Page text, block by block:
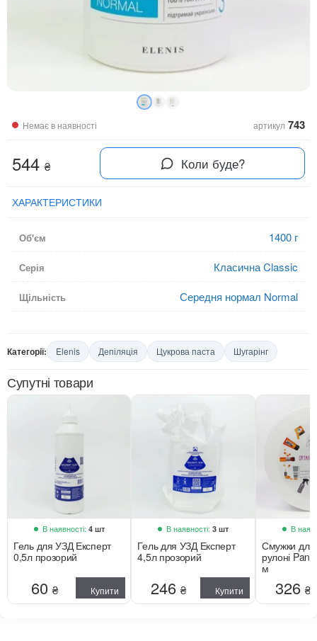
Немає в наявності артикул 743
544 ₴ Коли буде?
ХАРАКТЕРИСТИКИ
Об'єм 1400 г
Серія Класична Classic
Щільність Середня нормал Normal
Категорії: Elenis Депіляція Цукрова паста Шугарінг
Супутні товари
В наявності: 4 шт
Гель для УЗД Експерт
0,5л прозорий
60 ₴ Купити
В наявності: 3 шт
Гель для УЗД Експерт
4,5л прозорий
246₴ Купити
В
Смужки для
рулоні
м
326 ₴